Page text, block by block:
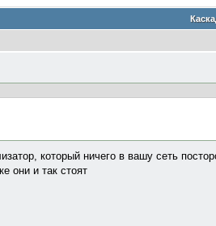
который ничего в вашу сеть
они и так стоят